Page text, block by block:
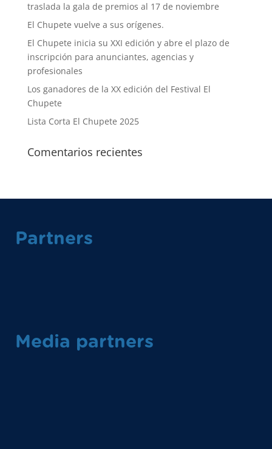
traslada la gala de premios al 17 de noviembre
El Chupete vuelve a sus orígenes.
El Chupete inicia su XXI edición y abre el plazo de
inscripción para anunciantes, agencias y
profesionales
Los ganadores de la XX edición del Festival El
Chupete
Lista Corta El Chupete 2025
Comentarios recientes
Partners
Media partners